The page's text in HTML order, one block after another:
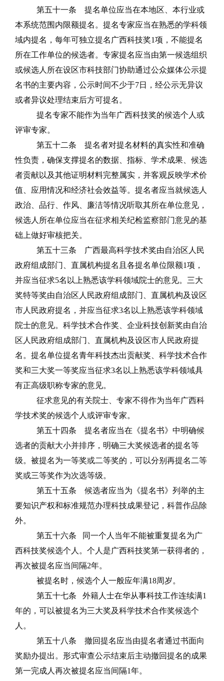
第五十一条
提名单位应当在本地区、本行业或
本系统范围内限额提名。 提名专家应当在熟悉的学科领
域内提名，每年可独立提名广西科技奖1项，不能提名
所在工作单位的候选者。专家提名应当由第一候选组织
或候选人所在设区市科技部门协助通过公众媒体公示提
名书的主要内容，公示时间不少于7日，经公示无异议
或者异议处理结束后方可提名。
提名专家不能作为当年广西科技奖的候选个人或
评审专家。
第五十二条
提名者对提名材料的真实性和准确
性负责，确保支撑提名的数据、指标、学术成果、候选
者贡献以及其他证明材料完整属实，并客观反映学术价
值、应用情况和经济社会效益等。提名者应当就候选人
政治、品行、作风、廉洁等情况听取其所在单位意见，
候选人所在单位应当在征求相关纪检监察部门意见的基
础上做好审核把关。
第五十三条
广西最高科学技术奖由自治区人民
政府组成部门、直属机构提名且各提名单位限额1项，
并应当征求5名以上熟悉该学科领域院士的意见。三大
奖特等奖由自治区人民政府组成部门、直属机构及设区
市人民政府提名，并应当征求3名以上熟悉该学科领域
院士的意见。科学技术合作奖、企业科技创新奖由自治
区人民政府组成部门、直属机构及设区市人民政府提
名。 提名单位提名青年科技杰出贡献奖、科学技术合作
奖和三大奖一等奖应当征求3名以上熟悉该学科领域具
有正高级职称专家的意见。
征求意见的有关院士、专家不得作为当年广西科
学技术奖的候选个人或评审专家。
第五十四条
提名者应当在《提名书》中明确候
选者的贡献大小并排序，明确三大奖候选者的提名等
级。被提名为一等奖或二等奖的，可以分别再提名二等
奖或三等奖作为次选等级。
第五十五条
候选者应当为《提名书》列举的主
要知识产权和标准规范办理科技成果登记，科普作品除
外。
第五十六条
同一个人当年不能被重复提名为广
西科技奖候选个人。个人是广西科技奖第一获得者的，
再次被提名应当间隔2年。
被提名时，候选个人一般应年满18周岁。
第五十七条
外籍人士在华从事科技工作连续满1
年的，可以被提名为三大奖及科学技术合作奖候选个
人。
第五十八条
撤回提名应当由提名者通过书面向
奖励办提出。形式审查公示结束后主动撤回提名的成果
第一完成人再次被提名应当间隔1年。